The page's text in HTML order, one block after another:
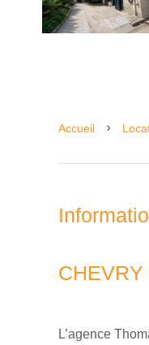
Accueil
CHEVRY
L’agence